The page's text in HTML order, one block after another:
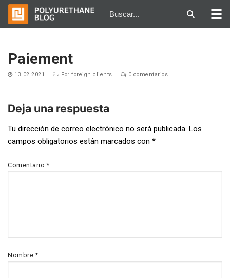
contenido
Paiement
13.02.2021 For foreign clients 0 comentarios
Navegación
de
entradas
Deja una respuesta
Tu dirección de correo electrónico no será publicada. Los
campos obligatorios están marcados con *
Comentario*
Nombre*